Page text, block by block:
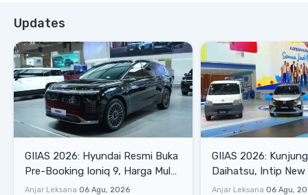
Updates
GIIAS 2026: Hyundai Resmi Buka
Pre-Booking Ioniq 9, Harga Mulai
Rp1,49 Miliar
Anjar Leksana 06 Agu, 2026
GIIAS 2026:
Daihatsu, Intip New
SE hingga Gran
Anjar Leksana 06 Agu,